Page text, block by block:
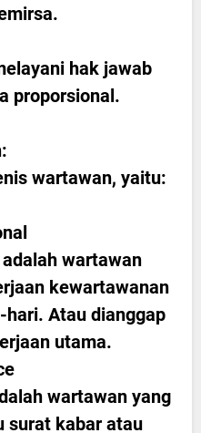
hak jawab
proporsional.
wartawan, yaitu:
wartawan
kewartawanan
Atau dianggap
utama.
wartawan yang
surat kabar atau